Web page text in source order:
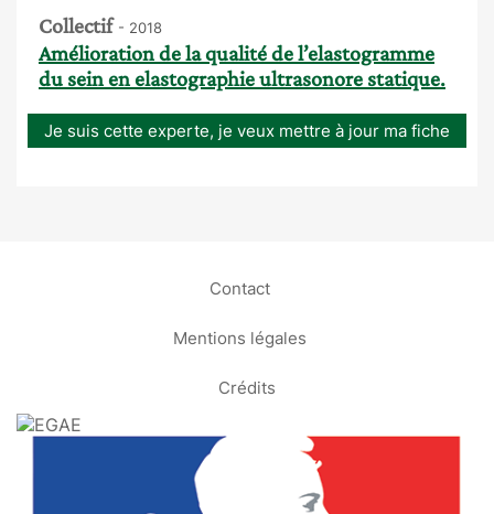
Collectif - 2018
Amélioration de la qualité de l’elastogramme
du sein en elastographie ultrasonore statique.
Je suis cette experte, je veux mettre à jour ma fiche
Contact
Mentions légales
Crédits